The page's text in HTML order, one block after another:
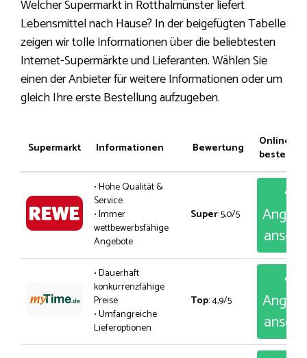
Welcher Supermarkt in Rotthalmünster liefert
Lebensmittel nach Hause? In der beigefügten Tabelle
zeigen wir tolle Informationen über die beliebtesten
Internet-Supermärkte und Lieferanten. Wählen Sie
einen der Anbieter für weitere Informationen oder um
gleich Ihre erste Bestellung aufzugeben.
Supermarkt Informationen Bewertung
Online
bestellen
• Hohe Qualität &
Service
• Immer
wettbewerbsfähige
Angebote
Super: 5,0/5
• Dauerhaft
konkurrenzfähige
Preise
• Umfangreiche
Lieferoptionen
Top: 4,9/5